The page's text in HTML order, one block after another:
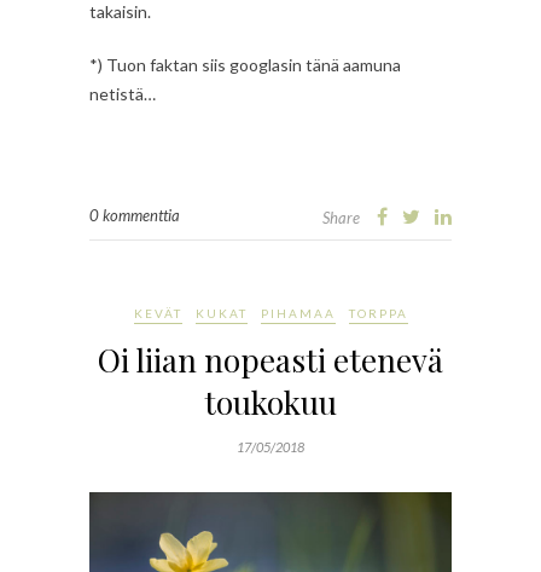
takaisin.
*) Tuon faktan siis googlasin tänä aamuna
netistä…
0 kommenttia Share
KEVÄT KUKAT PIHAMAA TORPPA
Oi liian nopeasti etenevä
toukokuu
17/05/2018